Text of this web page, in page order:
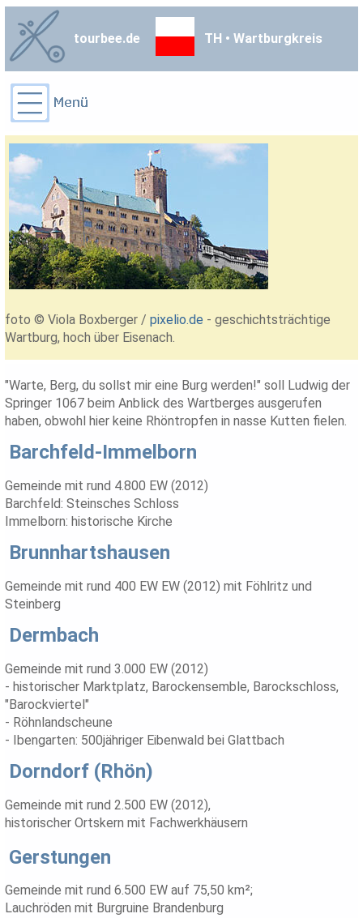
tourbee.de TH • Wartburgkreis
foto © Viola Boxberger /pixelio.de - geschichtsträchtige
Wartburg, hoch über Eisenach.
"Warte, Berg, du sollst mir eine Burg werden!" soll Ludwig der
Springer 1067 beim Anblick des Wartberges ausgerufen
haben, obwohl hier keine Rhöntropfen in nasse Kutten fielen.
Barchfeld-Immelborn
Gemeinde mit rund 4.800 EW (2012)
Barchfeld: Steinsches Schloss
Immelborn: historische Kirche
Brunnhartshausen
Gemeinde mit rund 400 EW EW (2012) mit Föhlritz und
Steinberg
Dermbach
Gemeinde mit rund 3.000 EW (2012)
- historischer Marktplatz, Barockensemble, Barockschloss,
"Barockviertel"
- Röhnlandscheune
- Ibengarten: 500jähriger Eibenwald bei Glattbach
Dorndorf (Rhön)
Gemeinde mit rund 2.500 EW (2012),
historischer Ortskern mit Fachwerkhäusern
Gerstungen
Gemeinde mit rund 6.500 EW auf 75,50 km²;
Lauchröden mit Burgruine Brandenburg